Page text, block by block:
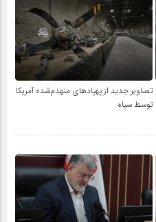
تصاویر جدید از پهپادهای منهدم‌شده آمریکا
توسط سپاه